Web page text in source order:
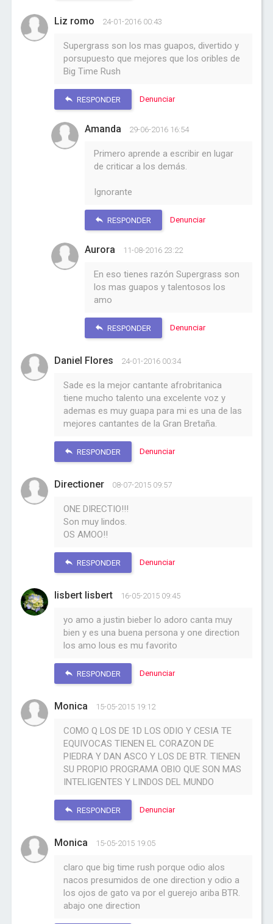
Liz romo 24-01-2016 00:43
Supergrass son los mas guapos, divertido y
porsupuesto que mejores que los oribles de
Big Time Rush
RESPONDER Denunciar
Amanda 29-06-2016 16:54
Primero aprende a escribir en lugar
de criticar a los demás.
Ignorante
RESPONDER Denunciar
Aurora 11-08-2016 23:22
En eso tienes razón Supergrass son
los mas guapos y talentosos los
amo
RESPONDER Denunciar
Daniel Flores 24-01-2016 00:34
Sade es la mejor cantante afrobritanica
tiene mucho talento una excelente voz y
ademas es muy guapa para mi es una de las
mejores cantantes de la Gran Bretaña.
RESPONDER Denunciar
Directioner 08-07-2015 09:57
ONE DIRECTIO!!!
Son muy lindos.
OS AMOO!!
RESPONDER Denunciar
lisbert lisbert 16-05-2015 09:45
yo amo a justin bieber lo adoro canta muy
bien y es una buena persona y one direction
los amo lous es mu favorito
RESPONDER Denunciar
Monica 15-05-2015 19:12
COMO Q LOS DE 1D LOS ODIO Y CESIA TE
EQUIVOCAS TIENEN EL CORAZON DE
PIEDRA Y DAN ASCO Y LOS DE BTR. TIENEN
SU PROPIO PROGRAMA OBIO QUE SON MAS
INTELIGENTES Y LINDOS DEL MUNDO
RESPONDER Denunciar
Monica 15-05-2015 19:05
claro que big time rush porque odio alos
nacos presumidos de one direction y odio a
los ojos de gato va por el guerejo ariba BTR.
abajo one direction